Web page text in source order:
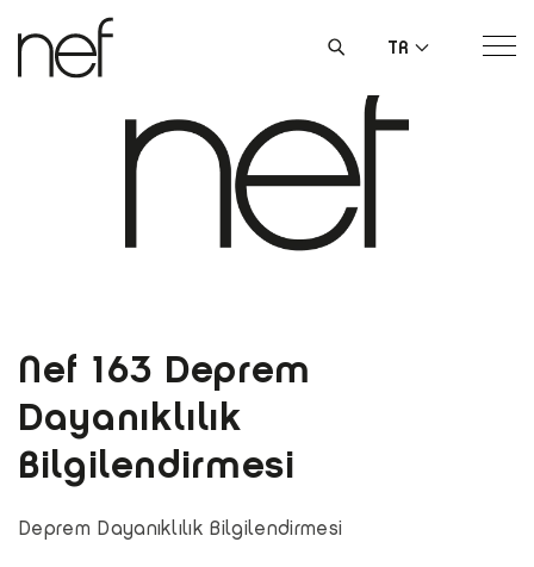
TR
Nef 163 Deprem
Dayanıklılık
Bilgilendirmesi
Deprem Dayanıklılık Bilgilendirmesi